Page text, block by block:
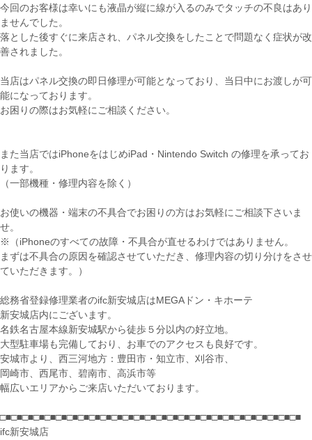
今回のお客様は幸いにも液晶が縦に線が入るのみでタッチの不良はあり
ませんでした。
落とした後すぐに来店され、パネル交換をしたことで問題なく症状が改
善されました。
当店はパネル交換の即日修理が可能となっており、当日中にお渡しが可
能になっております。
お困りの際はお気軽にご相談ください。
また当店ではiPhoneをはじめiPad・Nintendo Switch の修理を承ってお
ります。
（一部機種・修理内容を除く）
お使いの機器・端末の不具合でお困りの方はお気軽にご相談下さいま
せ。
※（iPhoneのすべての故障・不具合が直せるわけではありません。
まずは不具合の原因を確認させていただき、修理内容の切り分けをさせ
ていただきます。）
総務省登録修理業者のifc新安城店はMEGAドン・キホーテ
新安城店内にございます。
名鉄名古屋本線新安城駅から徒歩５分以内の好立地。
大型駐車場も完備しており、お車でのアクセスも良好です。
安城市より、西三河地方：豊田市・知立市、刈谷市、
岡崎市、西尾市、碧南市、高浜市等
幅広いエリアからご来店いただいております。
□■□■□■□■□■□■□■□■□■□■□■□■□■□■□■□■□■□■□■□■□■□■□■□■□■□■□■
ifc新安城店